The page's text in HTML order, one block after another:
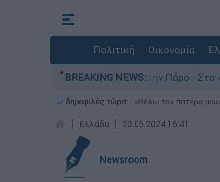
Πολιτική Οικονομία
BREAKING NEWS:
του 4χρονου στην Πάρο - Στο
δημοφιλές τώρα: «Θέλω τον πατέρα
┋ Ελλάδα ┋ 23.05.2024 16:41
Newsroom